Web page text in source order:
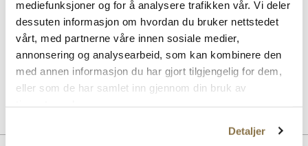
mediefunksjoner og for å analysere trafikken vår. Vi deler
dessuten informasjon om hvordan du bruker nettstedet
vårt, med partnerne våre innen sosiale medier,
annonsering og analysearbeid, som kan kombinere den
med annen informasjon du har gjort tilgjengelig for dem,
eller som de har samlet inn gjennom din bruk av
Detaljer
Beskrivelse
Med en raffinert design og komfortabel passform er denne modellen
ideell for både hverdagsbruk og spesielle anledninger.
Art. nr 02237408
Lev. art. nr204810